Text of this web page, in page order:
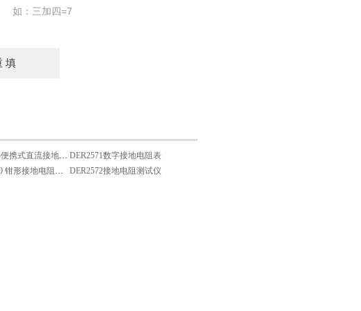
如：三加四=7
SC-2000B便携式直流接地故障检测仪 DER2571数字接地电阻表
ETCR2000 钳形接地电阻测试仪 DER2572接地电阻测试仪